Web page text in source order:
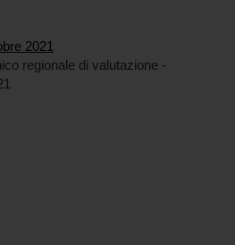
2021
regionale di valutazione -